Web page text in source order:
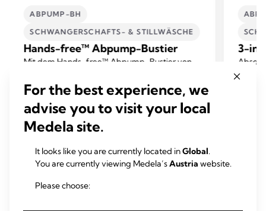
ABPUMP-BH
SCHWANGERSCHAFTS- & STILLWÄSCHE
Hands-free™ Abpump-Bustier
Mit dem Hands-free™ Abpump-Bustier von
bequem.
(126)
4.0
von
5
Sternen.
126
Mehr erfahren
3-in-
Stillen
For the best experience, we
advise you to visit your local
Medela site.
It looks like you are currently located inGlobal.
You are currently viewing Medela’sAustria website.
Please choose: